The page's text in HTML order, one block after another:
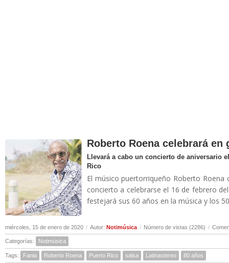
Roberto Roena celebrará en
Llevará a cabo un concierto de aniversario
Rico
El músico puertorriqueño Roberto
concierto a celebrarse el 16 de febrero
festejará sus 60 años en la música y los
miércoles, 15 de enero de 2020 / Autor: Notimúsica / Número de vistas (2286) /
Categorías: Notimúsica
Tags: Fania Roberto Roena Puerto Rico salsa Latinastereo 80 años